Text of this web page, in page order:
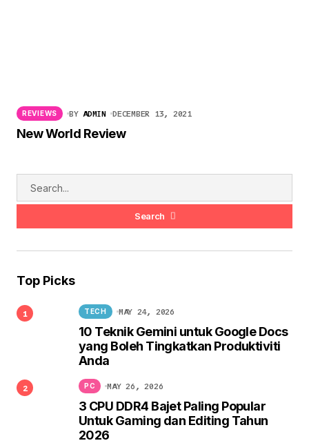
REVIEWS BY ADMIN DECEMBER 13, 2021
New World Review
Search
Top Picks
10 Teknik Gemini untuk Google Docs
yang Boleh Tingkatkan Produktiviti
Anda
TECH MAY 24, 2026
3 CPU DDR4 Bajet Paling Popular
Untuk Gaming dan Editing Tahun
2026
PC MAY 26, 2026